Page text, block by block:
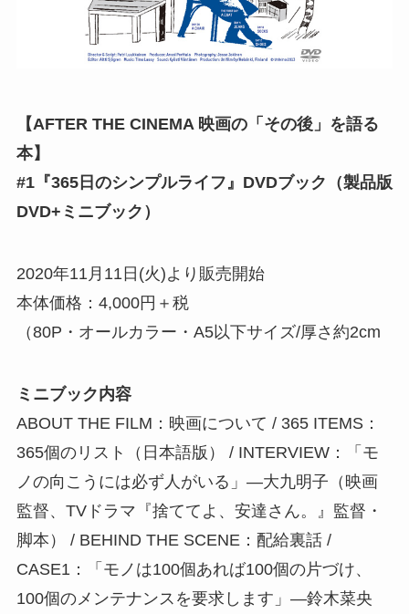
【AFTER THE CINEMA 映画の「その後」を語る
本】
#1『365日のシンプルライフ』DVDブック（製品版
DVD+ミニブック）
2020年11月11日(火)より販売開始
本体価格：4,000円＋税
（80P・オールカラー・A5以下サイズ/厚さ約2cm
ミニブック内容
ABOUT THE FILM：映画について / 365 ITEMS：
365個のリスト（日本語版） / INTERVIEW：「モ
ノの向こうには必ず人がいる」―大九明子（映画
監督、TVドラマ『捨ててよ、安達さん。』監督・
脚本） / BEHIND THE SCENE：配給裏話 /
CASE1：「モノは100個あれば100個の片づけ、
100個のメンテナンスを要求します」―鈴木菜央